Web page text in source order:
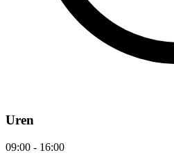
Uren
09:00 - 16:00